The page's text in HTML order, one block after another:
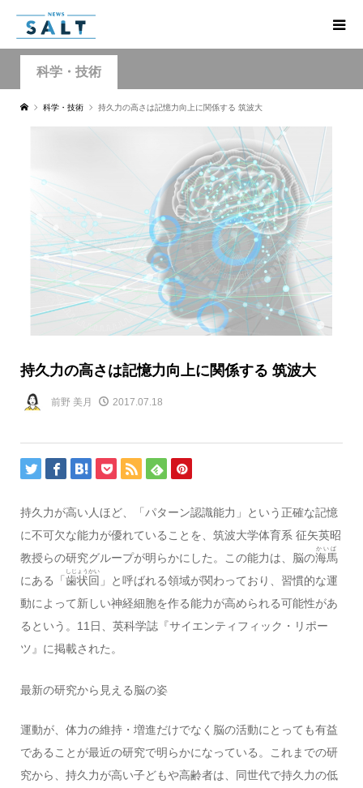
科学・技術
科学・技術 持久力の高さは記憶力向上に関係する 筑波大
持久力の高さは記憶力向上に関係する 筑波大
前野 美月 2017.07.18
持久力が高い人ほど、「パターン認識能力」という正確な記憶
に不可欠な能力が優れていることを、筑波大学体育系 征矢英昭
教授らの研究グループが明らかにした。この能力は、脳の海馬
かいば
にある「 歯状回
しじょうかい
」と呼ばれる領域が関わっており、習慣的な運
動によって新しい神経細胞を作る能力が高められる可能性があ
るという。11日、英科学誌『サイエンティフィック・リポー
ツ』に掲載された。
最新の研究から見える脳の姿
運動が、体力の維持・増進だけでなく脳の活動にとっても有益
であることが最近の研究で明らかになっている。これまでの研
究から、持久力が高い子どもや高齢者は、同世代で持久力の低